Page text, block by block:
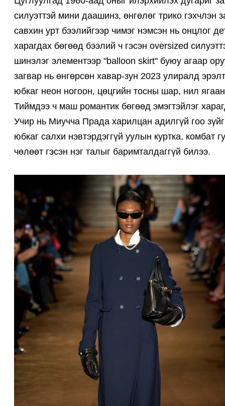
силуэттэй мини даашинз, өнгөлөг трико гэхчлэн
савхин урт бээлийгээр чимэг нэмсэн нь онцлог
харагдах бөгөөд бээлий ч гэсэн oversized
шинэлэг элементээр "balloon skirt" буюу агаар
загвар нь өнгөрсөн хавар-зун 2023 улиралд
юбкаг неон ногоон, цөцгийн тосны шар, нил
Тиймдээ ч маш романтик бөгөөд эмэгтэйлэг
Учир нь Миучча Прада харилцан адилгүй гоо
юбкаг салхи нэвтэрдэггүй уулын куртка, комбат
чөлөөт гэсэн нэг талыг баримталдаггүй билээ.